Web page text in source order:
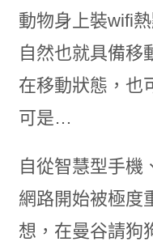
動物身上裝wifi
自然也就具備移
在移動狀態，也
可是…
自從智慧型手機
網路開始被極度
想，在曼谷請狗